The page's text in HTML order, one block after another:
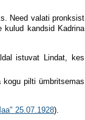
Need valati pronksist
kulud kandsid Kadrina
istuvat Lindat, kes
kogu pilti ümbritsemas
25.07.1928).